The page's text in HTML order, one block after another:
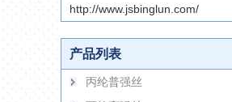
http://www.jsbinglun.com/
产品列表
丙纶普强丝